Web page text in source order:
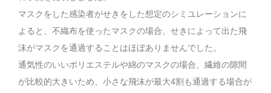
マスクをした感染者がせきをした想定のシミユレーションに
よると、不織布を使ったマスクの場合、せきによって出た飛
沫がマスクを通過することはほぼありませんでした。
通気性のいいポリエステルや綿のマスクの場合、繊維の隙間
が比較的大きいため、小さな飛沫が最大4割も通過する場合が